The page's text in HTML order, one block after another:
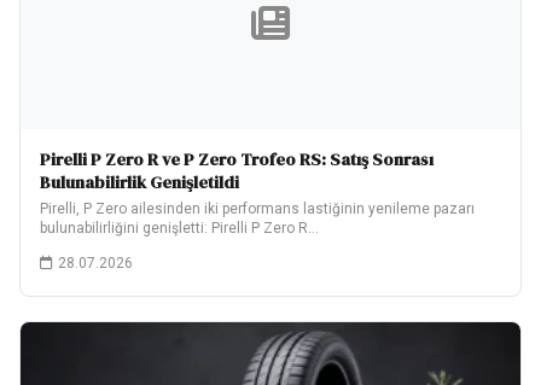
Pirelli P Zero R ve P Zero Trofeo RS: Satış Sonrası
Bulunabilirlik Genişletildi
Pirelli, P Zero ailesinden iki performans lastiğinin yenileme pazarı
bulunabilirliğini genişletti: Pirelli P Zero R…
28.07.2026